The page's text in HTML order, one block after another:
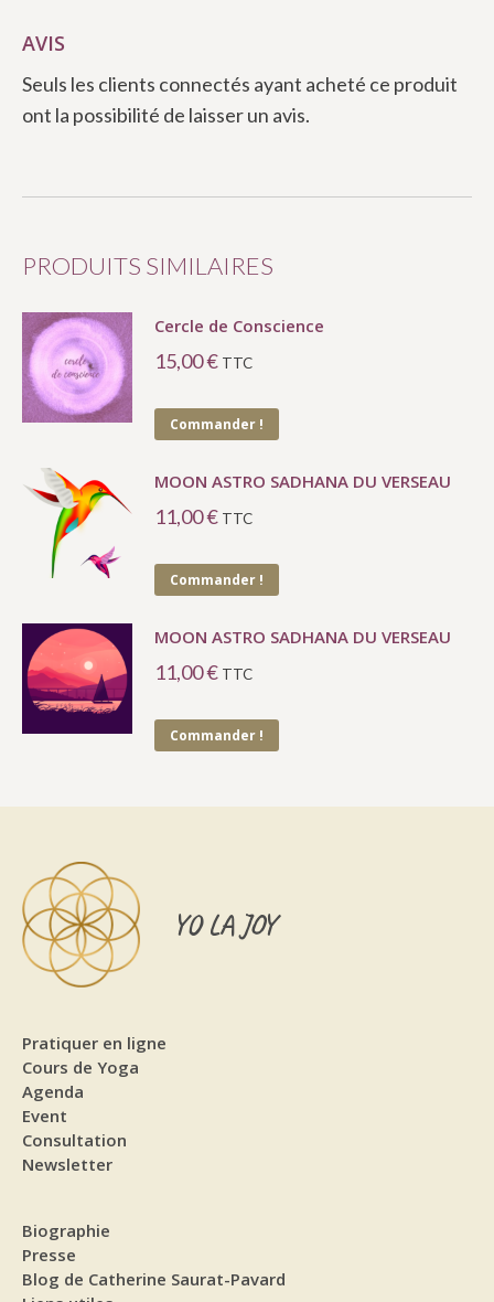
AVIS
Seuls les clients connectés ayant acheté ce produit
ont la possibilité de laisser un avis.
PRODUITS SIMILAIRES
Cercle de Conscience
15,00€ TTC
Commander !
MOON ASTRO SADHANA DU VERSEAU
11,00€ TTC
Commander !
MOON ASTRO SADHANA DU VERSEAU
11,00€ TTC
Commander !
YO LA JOY
Pratiquer en ligne
Cours de Yoga
Agenda
Event
Consultation
Newsletter
Biographie
Presse
Blog de Catherine Saurat-Pavard